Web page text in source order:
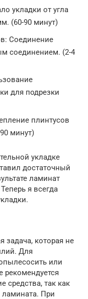
укладки от угла
(60-90 минут)
Соединение
соединением. (2-4
для подрезки
плинтусов
минут)
укладке
достаточный
ламинат
я всегда
задача, которая не
Для
или
рекомендуется
средства, так как
ламината. При